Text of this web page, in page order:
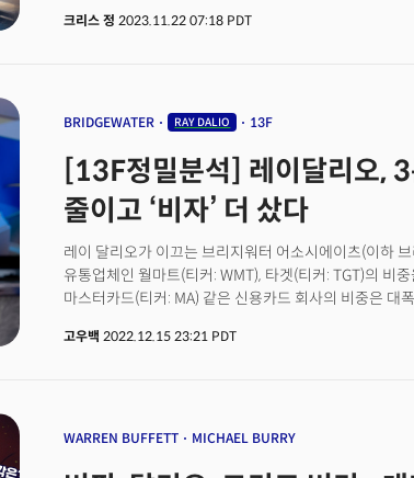
유명하다. 브릿지워터의 주력 펀드인 퓨어알파11은
크리스 정 2023.11.22 07:18 PDT
BRIDGEWATER RAY DALIO 13F
[13F정밀분석] 레이달리오, 3
줄이고 ‘비자’ 더 샀다
레이 달리오가 이끄는 브리지워터 어소시에이츠(이하
유통업체인 월마트(티커: WMT), 타겟(티커: TGT)의 비
마스터카드(티커: MA) 같은 신용카드 회사의 비중은 대
브리지워터의 3분기 포트폴리오 가치는 약 198억달러
톱20는 전체 비중의 약 45%를 차지했다. 패시브투자
고우백 2022.12.15 23:21 PDT
WARREN BUFFETT MICHAEL BURRY